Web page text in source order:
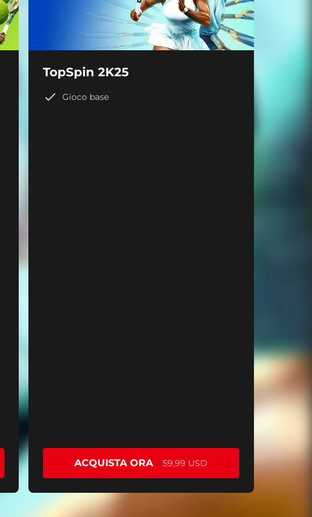
TopSpin 2K25
Gioco base
ACQUISTA ORA 59,99 USD